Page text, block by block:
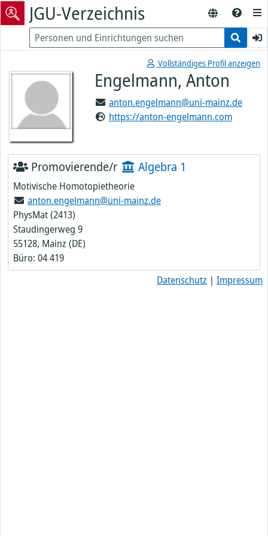
JGU-Verzeichnis
Vollständiges Profil anzeigen
Engelmann, Anton
anton.engelmann@uni-mainz.de
https://anton-engelmann.com
Promovierende/r Algebra 1
Motivische Homotopietheorie
anton.engelmann@uni-mainz.de
PhysMat (2413)
Staudingerweg 9
55128, Mainz (DE)
Büro: 04 419
Datenschutz | Impressum